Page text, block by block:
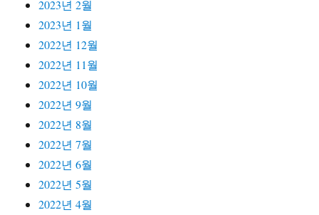
2023년 2월
2023년 1월
2022년 12월
2022년 11월
2022년 10월
2022년 9월
2022년 8월
2022년 7월
2022년 6월
2022년 5월
2022년 4월